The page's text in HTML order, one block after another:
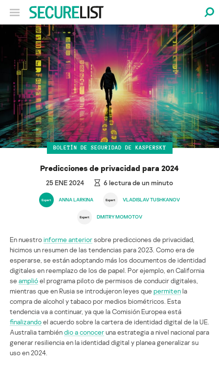
BOLETÍN DE SEGURIDAD DE KASPERSKY
Predicciones de privacidad para 2024
25 ENE 2024 6 lectura de un minuto
ANNA LARKINA VLADISLAV TUSHKANOV
DMITRY MOMOTOV
En nuestroinforme anteriorsobre predicciones de privacidad,
hicimos un resumen de las tendencias para 2023. Como era de
esperarse, se están adoptando más los documentos de identidad
digitales en reemplazo de los de papel. Por ejemplo, en California
se amplióel programa piloto de permisos de conducir digitales,
mientras que en Rusia se introdujeron leyes que permitenla
compra de alcohol y tabaco por medios biométricos. Esta
tendencia va a continuar, ya que la Comisión Europea está
finalizandoel acuerdo sobre la cartera de identidad digital de la UE.
Australia tambiéndio a conoceruna estrategia a nivel nacional para
generar resiliencia en la identidad digital y planea generalizar su
uso en 2024.